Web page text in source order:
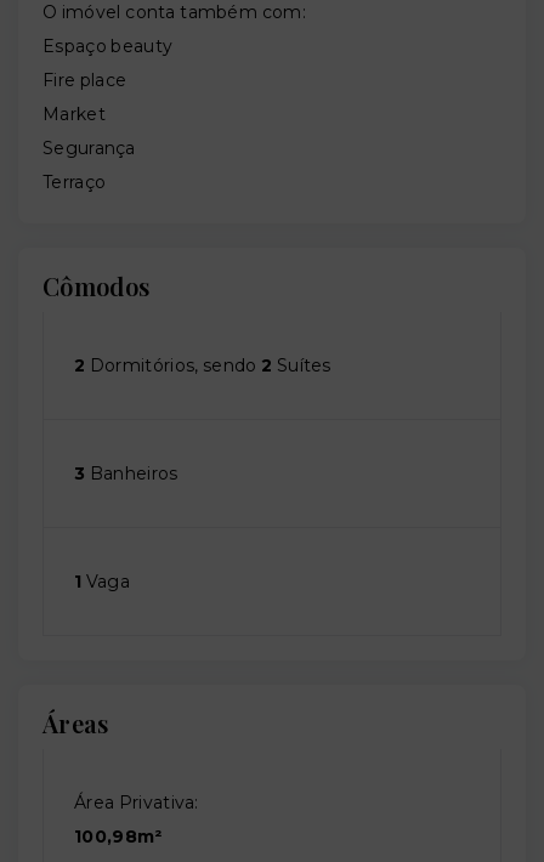
O imóvel conta também com:
Espaço beauty
Fire place
Market
Segurança
Terraço
Cômodos
2 Dormitórios, sendo 2 Suítes
3 Banheiros
1 Vaga
Áreas
Área Privativa:
100,98m²